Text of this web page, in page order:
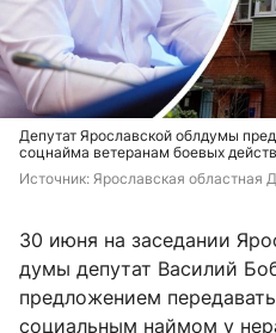
Депутат Ярославской облдумы
соцнайма ветеранам боевых
Источник: Ярославская областная
30 июня на заседании
думы депутат Василий
предложением
социальным наймом у